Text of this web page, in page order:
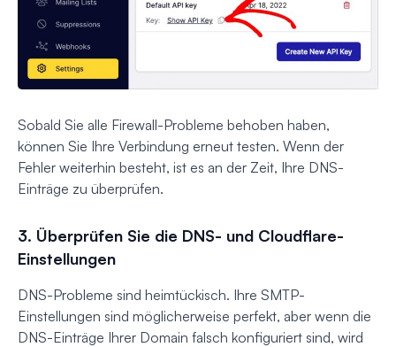
Sobald Sie alle Firewall-Probleme behoben haben,
können Sie Ihre Verbindung erneut testen. Wenn der
Fehler weiterhin besteht, ist es an der Zeit, Ihre DNS-
Einträge zu überprüfen.
3. Überprüfen Sie die DNS- und Cloudflare-
Einstellungen
DNS-Probleme sind heimtückisch. Ihre SMTP-
Einstellungen sind möglicherweise perfekt, aber wenn die
DNS-Einträge Ihrer Domain falsch konfiguriert sind, wird